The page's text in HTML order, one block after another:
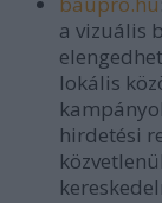
a vizuális
lokális
hirdetési